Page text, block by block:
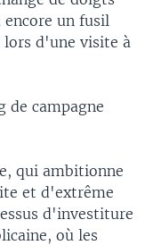
encore un fusil
d'une visite à
de campagne
qui ambitionne
et d'extrême
d'investiture
où les